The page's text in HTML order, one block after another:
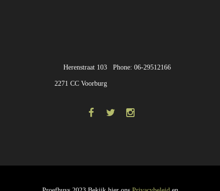
Phone: 06-29512166
Herenstraat 103
2271 CC Voorburg